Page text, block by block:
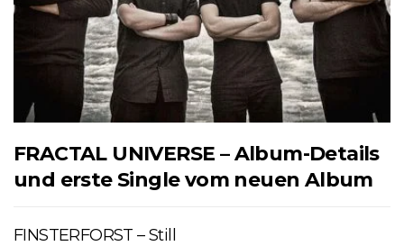
FRACTAL UNIVERSE – Album-Details
und erste Single vom neuen Album
FINSTERFORST – Still